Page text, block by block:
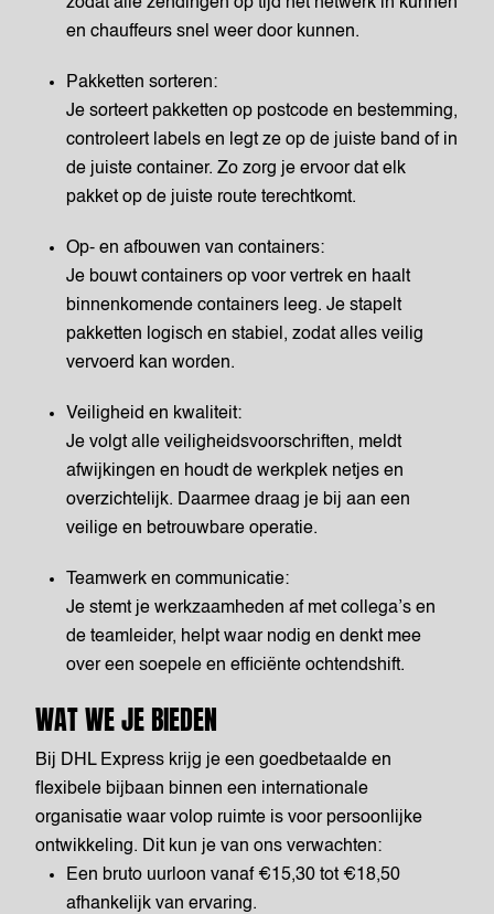
en chauffeurs snel weer door kunnen.
Pakketten sorteren:
Je sorteert pakketten op postcode en bestemming,
controleert labels en legt ze op de juiste band of in
de juiste container. Zo zorg je ervoor dat elk
pakket op de juiste route terechtkomt.
Op- en afbouwen van containers:
Je bouwt containers op voor vertrek en haalt
binnenkomende containers leeg. Je stapelt
pakketten logisch en stabiel, zodat alles veilig
vervoerd kan worden.
Veiligheid en kwaliteit:
Je volgt alle veiligheidsvoorschriften, meldt
afwijkingen en houdt de werkplek netjes en
overzichtelijk. Daarmee draag je bij aan een
veilige en betrouwbare operatie.
Teamwerk en communicatie:
Je stemt je werkzaamheden af met collega’s en
de teamleider, helpt waar nodig en denkt mee
over een soepele en efficiënte ochtendshift.
WAT WE JE BIEDEN
Bij DHL Express krijg je een goedbetaalde en
flexibele bijbaan binnen een internationale
organisatie waar volop ruimte is voor persoonlijke
ontwikkeling. Dit kun je van ons verwachten:
Een bruto uurloon vanaf €15,30 tot €18,50
afhankelijk van ervaring.